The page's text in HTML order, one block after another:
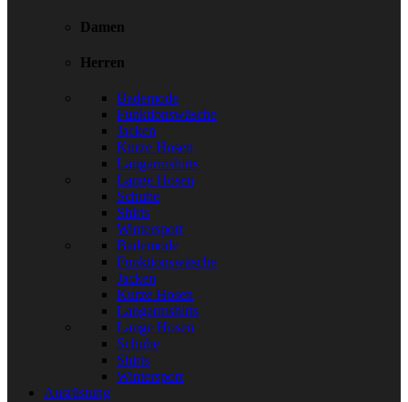
Damen
Herren
Bademode
Funktionswäsche
Jacken
Kurze Hosen
Langarmshirts
Lange Hosen
Schuhe
Shirts
Wintersport
Bademode
Funktionswäsche
Jacken
Kurze Hosen
Langarmshirts
Lange Hosen
Schuhe
Shirts
Wintersport
Ausrüstung